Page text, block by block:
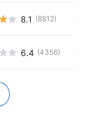
8.1 (8812)
6.4 (4356)